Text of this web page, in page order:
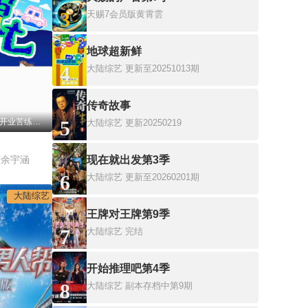
20260731第2期 丁真为开业苦练潮汕话
宇涵
大陆综艺
3 天赐7会员版黄霄雲
4
地球超新鲜
大陆综艺 更新至20251013期
5
传奇故事
大陆综艺 更新20250219
6
现在就出发第3季
大陆综艺 更新至20260201期
7
王牌对王牌第9季
大陆综艺 完结
8
开始推理吧第4季
大陆综艺 副本存档中第9期